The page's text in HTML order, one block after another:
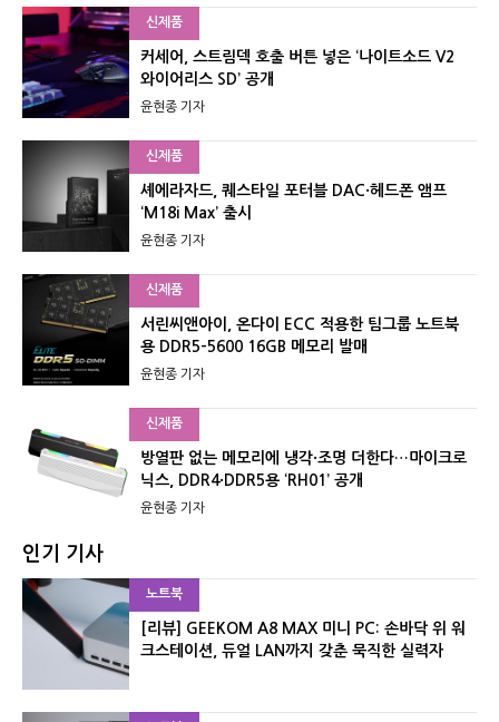
신제품
커세어, 스트림덱 호출 버튼 넣은 ‘나이트소드 V2
와이어리스 SD’ 공개
윤현종 기자
신제품
셰에라자드, 퀘스타일 포터블 DAC·헤드폰 앰프
‘M18i Max’ 출시
윤현종 기자
신제품
서린씨앤아이, 온다이 ECC 적용한 팀그룹 노트북
용 DDR5-5600 16GB 메모리 발매
윤현종 기자
신제품
방열판 없는 메모리에 냉각·조명 더한다…마이크로
닉스, DDR4·DDR5용 ‘RH01’ 공개
윤현종 기자
인기 기사
노트북
[리뷰] GEEKOM A8 MAX 미니 PC: 손바닥 위 워
크스테이션, 듀얼 LAN까지 갖춘 묵직한 실력자